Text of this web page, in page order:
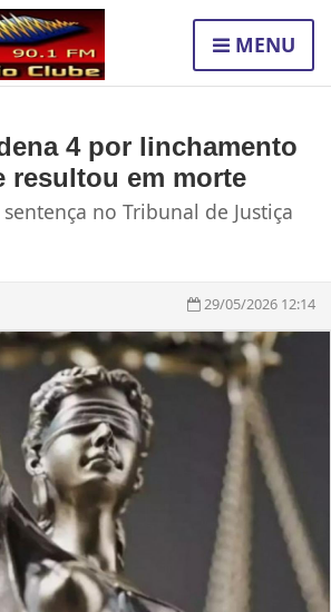
MENU
4 por linchamento
resultou em morte
no Tribunal de Justiça
29/05/2026 12:14